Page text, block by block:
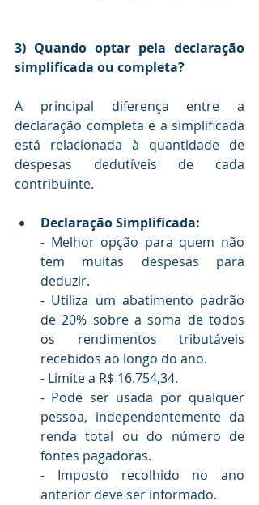
3) Quando optar pela declaração
simplificada ou completa?
A principal diferença entre a
declaração completa e a simplificada
está relacionada à quantidade de
despesas dedutíveis de cada
contribuinte.
Declaração Simplificada:
- Melhor opção para quem não
tem muitas despesas para
deduzir.
- Utiliza um abatimento padrão
de 20% sobre a soma de todos
os rendimentos tributáveis
recebidos ao longo do ano.
- Limite a R$ 16.754,34.
- Pode ser usada por qualquer
pessoa, independentemente da
renda total ou do número de
fontes pagadoras.
- Imposto recolhido no ano
anterior deve ser informado.